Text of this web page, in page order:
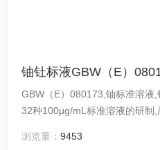
GBW（E）080173,铀标准溶液
32种100μg/mL标准溶液的研制,
液的定值,除硅采用重量法外,其
浏览量：9453